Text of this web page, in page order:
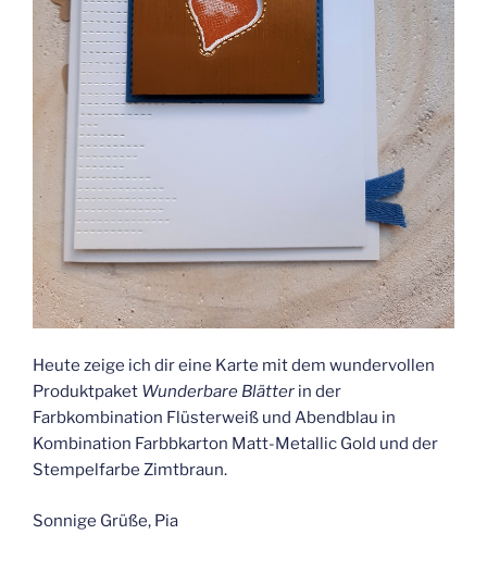
Heute zeige ich dir eine Karte mit dem wundervollen
Produktpaket Wunderbare Blätter in der
Farbkombination Flüsterweiß und Abendblau in
Kombination Farbbkarton Matt-Metallic Gold und der
Stempelfarbe Zimtbraun.
Sonnige Grüße, Pia